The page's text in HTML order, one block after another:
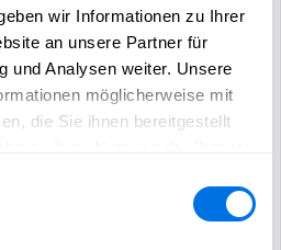
wir Informationen zu Ihrer
an unsere Partner für
und Analysen weiter. Unsere
möglicherweise mit
die Sie ihnen bereitgestellt
der Bella Marina Pizzeria &